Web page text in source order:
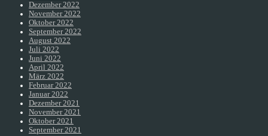
Dezember 2022
November 2022
Oktober 2022
September 2022
August 2022
Juli 2022
Juni 2022
April 2022
März 2022
Februar 2022
Januar 2022
Dezember 2021
November 2021
Oktober 2021
September 2021